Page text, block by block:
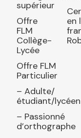
supérieur
Offre
FLM
Collège-
Lycée
Offre FLM
Particulier
– Adulte/
étudiant/lycéen
– Passionné
d’orthographe
en